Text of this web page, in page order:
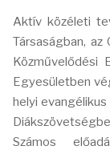
Aktív közéleti
Társaságban, az
Közművelődési
Egyesületben
helyi
Számos